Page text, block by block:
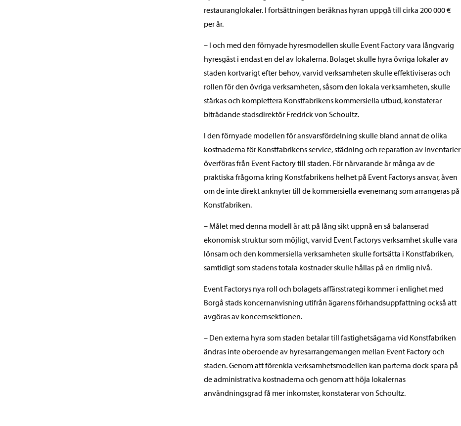
restauranglokaler. I fortsättningen beräknas hyran uppgå till cirka 200 000 €
per år.
– I och med den förnyade hyresmodellen skulle Event Factory vara långvarig
hyresgäst i endast en del av lokalerna. Bolaget skulle hyra övriga lokaler av
staden kortvarigt efter behov, varvid verksamheten skulle effektiviseras och
rollen för den övriga verksamheten, såsom den lokala verksamheten, skulle
stärkas och komplettera Konstfabrikens kommersiella utbud, konstaterar
biträdande stadsdirektör Fredrick von Schoultz.
I den förnyade modellen för ansvarsfördelning skulle bland annat de olika
kostnaderna för Konstfabrikens service, städning och reparation av inventarier
överföras från Event Factory till staden. För närvarande är många av de
praktiska frågorna kring Konstfabrikens helhet på Event Factorys ansvar, även
om de inte direkt anknyter till de kommersiella evenemang som arrangeras på
Konstfabriken.
– Målet med denna modell är att på lång sikt uppnå en så balanserad
ekonomisk struktur som möjligt, varvid Event Factorys verksamhet skulle vara
lönsam och den kommersiella verksamheten skulle fortsätta i Konstfabriken,
samtidigt som stadens totala kostnader skulle hållas på en rimlig nivå.
Event Factorys nya roll och bolagets affärsstrategi kommer i enlighet med
Borgå stads koncernanvisning utifrån ägarens förhandsuppfattning också att
avgöras av koncernsektionen.
– Den externa hyra som staden betalar till fastighetsägarna vid Konstfabriken
ändras inte oberoende av hyresarrangemangen mellan Event Factory och
staden. Genom att förenkla verksamhetsmodellen kan parterna dock spara på
de administrativa kostnaderna och genom att höja lokalernas
användningsgrad få mer inkomster, konstaterar von Schoultz.